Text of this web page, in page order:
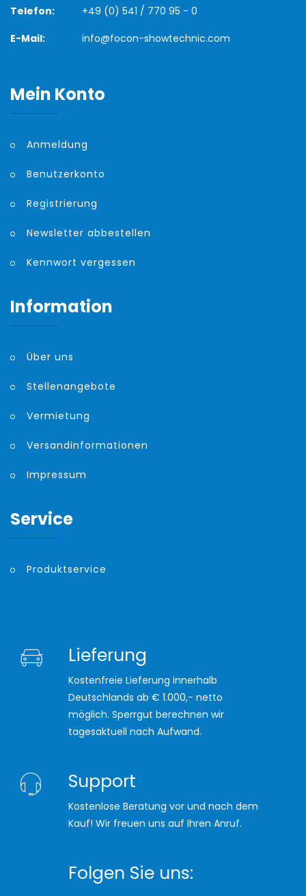
Telefon:
+49 (0) 541 / 770 95 - 0
E-Mail:
info@focon-showtechnic.com
Mein Konto
Anmeldung
Benutzerkonto
Registrierung
Newsletter abbestellen
Kennwort vergessen
Information
Über uns
Stellenangebote
Vermietung
Versandinformationen
Impressum
Service
Produktservice
Lieferung
Kostenfreie Lieferung innerhalb
Deutschlands ab € 1.000,- netto
möglich. Sperrgut berechnen wir
tagesaktuell nach Aufwand.
Support
Kostenlose Beratung vor und nach dem
Kauf! Wir freuen uns auf Ihren Anruf.
Folgen Sie uns: